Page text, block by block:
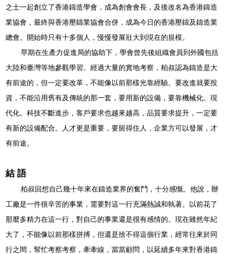
之士一起創立了香港鑄造學會，成為創會會長，及後改名為香港鑄造
業協會，最終與香港壓鑄業協會合併，成為今日的香港壓鑄及鑄造業
總會。開始時只有十多個人，慢慢發展壯大到現在的規模。
早期在生產力促進局的協助下，學會曾先後組織會員到外國包括
大陸和臺灣等地參觀學習。經過大量的實地考察，柏叔認為鑄造是大
有前途的，但一定要改革，不能像以前那樣光靠經驗。要改進就要投
資，不能沿用舊有及傳統的那一套，要用新的設備，要靠機械化、現
代化。科技不斷進步，客戶要求也越來越高，品質要求提升，一定要
有新的設備配合。人才更是重要，要留得住人，企業方可以發展，才
有前途。
結 語
柏叔回想自己幾十年來在鑄造業界的奮鬥，十分感慨。他說，辦
工廠是一件很辛苦的事業，需要對這一行充滿熱誠和執著。以前花了
那麼多精力在這一行，對自己的事業還是很有感情的。現在雖然年紀
大了，不能像以前那樣拼搏，但還是捨不得這個行業，經常往來於同
行之間，幫忙考察考察，牽牽線，當當顧問，以延續多年來對香港鑄